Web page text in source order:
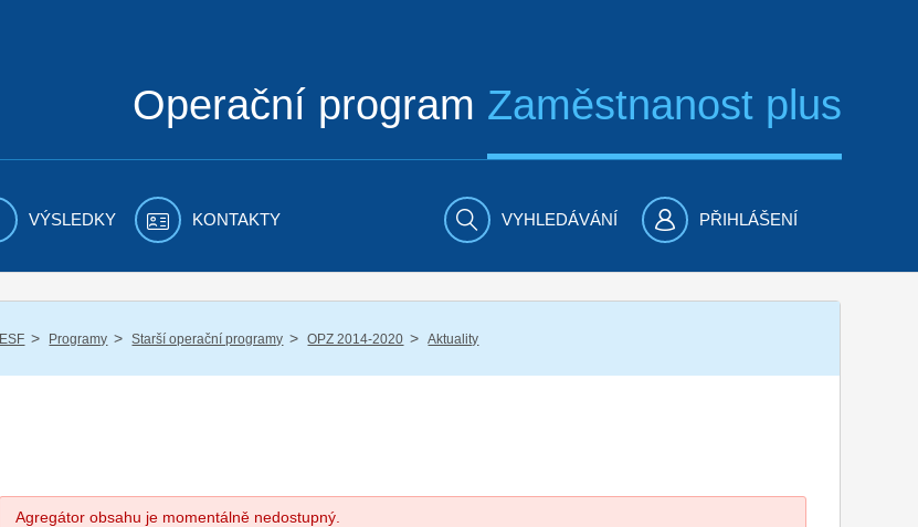
Operační program Zaměstnanost plus
VÝSLEDKY KONTAKTY VYHLEDÁVÁNÍ PŘIHLÁŠENÍ
ESF / Programy / Starší operační programy / OPZ 2014-2020 / Aktuality
Agregátor obsahu je momentálně nedostupný.